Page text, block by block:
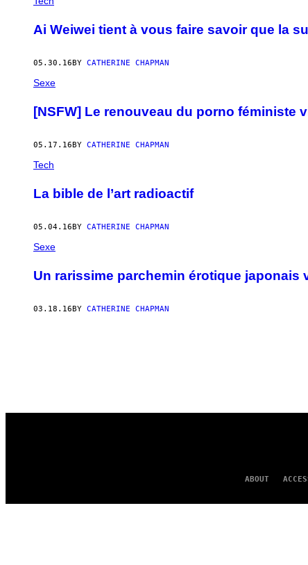
Ai Weiwei tient à vous faire savoir que la
05.30.16 BY CATHERINE CHAPMAN
Sexe
[NSFW] Le renouveau du porno féministe
05.17.16 BY CATHERINE CHAPMAN
Tech
La bible de l’art radioactif
05.04.16 BY CATHERINE CHAPMAN
Sexe
Un rarissime parchemin érotique japonais
03.18.16 BY CATHERINE CHAPMAN
ABOUT